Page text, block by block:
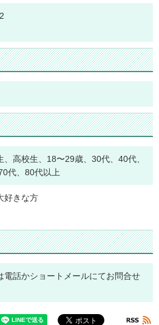
、高校生、18〜29歳、30代、40代、
代、80代以上
好きな方
電話かショートメールにてお問合せ